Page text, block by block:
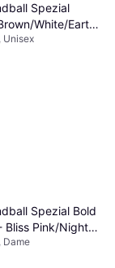
Spezial
White/Earth
Unisex
Spezial Bold
Bliss Pink/Night
Dame